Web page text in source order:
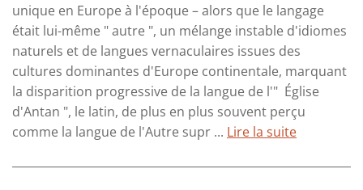
unique en Europe à l'époque – alors que le langage
était lui-même " autre ", un mélange instable d'idiomes
naturels et de langues vernaculaires issues des
cultures dominantes d'Europe continentale, marquant
la disparition progressive de la langue de l'" Église
d'Antan ", le latin, de plus en plus souvent perçu
comme la langue de l'Autre supr ... Lire la suite